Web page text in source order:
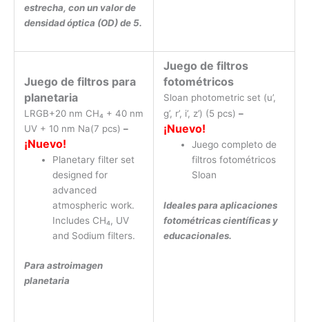
estrecha, con un valor de
densidad óptica (OD) de 5.
Juego de filtros para
planetaria
LRGB+20 nm CH₄ + 40 nm
UV + 10 nm Na(7 pcs) –
¡Nuevo!
Planetary filter set
designed for
advanced
atmospheric work.
Includes CH₄, UV
and Sodium filters.
Para astroimagen
planetaria
Juego de filtros
fotométricos
Sloan photometric set (u’,
g’, r’, i’, z’) (5 pcs) –
¡Nuevo!
Juego completo de
filtros fotométricos
Sloan
Ideales para aplicaciones
fotométricas científicas y
educacionales.